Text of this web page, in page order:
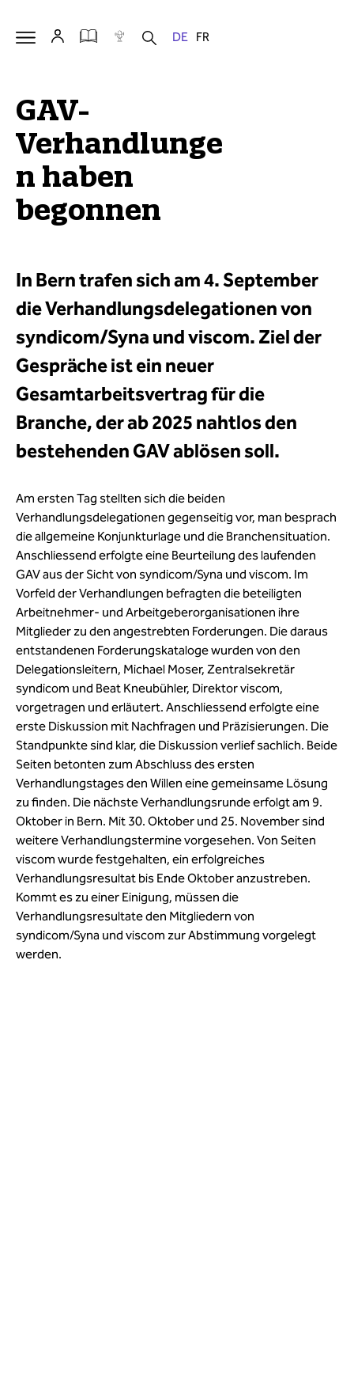
GAV-
Verhandlunge
n haben
begonnen
In Bern trafen sich am 4. September
die Verhandlungsdelegationen von
syndicom/Syna und viscom. Ziel der
Gespräche ist ein neuer
Gesamtarbeitsvertrag für die
Branche, der ab 2025 nahtlos den
bestehenden GAV ablösen soll.
Am ersten Tag stellten sich die beiden
Verhandlungsdelegationen gegenseitig vor, man besprach
die allgemeine Konjunkturlage und die Branchensituation.
Anschliessend erfolgte eine Beurteilung des laufenden
GAV aus der Sicht von syndicom/Syna und viscom. Im
Vorfeld der Verhandlungen befragten die beteiligten
Arbeitnehmer- und Arbeitgeberorganisationen ihre
Mitglieder zu den angestrebten Forderungen. Die daraus
entstandenen Forderungskataloge wurden von den
Delegationsleitern, Michael Moser, Zentralsekretär
syndicom und Beat Kneubühler, Direktor viscom,
vorgetragen und erläutert. Anschliessend erfolgte eine
erste Diskussion mit Nachfragen und Präzisierungen. Die
Standpunkte sind klar, die Diskussion verlief sachlich. Beide
Seiten betonten zum Abschluss des ersten
Verhandlungstages den Willen eine gemeinsame Lösung
zu finden. Die nächste Verhandlungsrunde erfolgt am 9.
Oktober in Bern. Mit 30. Oktober und 25. November sind
weitere Verhandlungstermine vorgesehen. Von Seiten
viscom wurde festgehalten, ein erfolgreiches
Verhandlungsresultat bis Ende Oktober anzustreben.
Kommt es zu einer Einigung, müssen die
Verhandlungsresultate den Mitgliedern von
syndicom/Syna und viscom zur Abstimmung vorgelegt
werden.